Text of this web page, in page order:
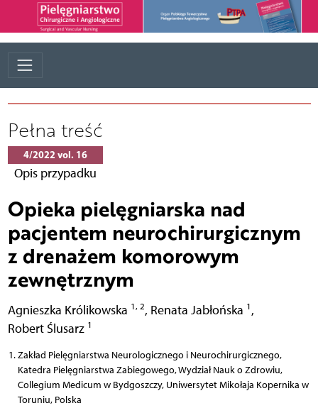
Pełna treść
4/2022 vol. 16
Opis przypadku
Opieka pielęgniarska nad
pacjentem neurochirurgicznym
z drenażem komorowym
zewnętrznym
Agnieszka Królikowska 1, 2, Renata Jabłońska 1 ,
Robert Ślusarz 1
Zakład Pielęgniarstwa Neurologicznego i Neurochirurgicznego,
Katedra Pielęgniarstwa Zabiegowego, Wydział Nauk o Zdrowiu,
Collegium Medicum w Bydgoszczy, Uniwersytet Mikołaja Kopernika w
Toruniu, Polska